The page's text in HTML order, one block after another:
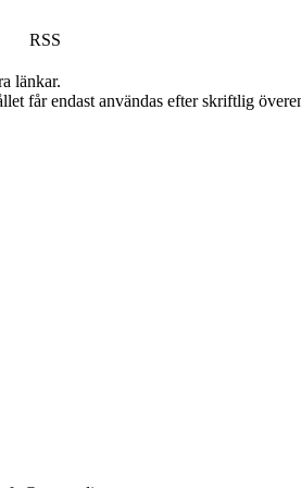
RSS
länkar.
får endast användas efter skriftlig